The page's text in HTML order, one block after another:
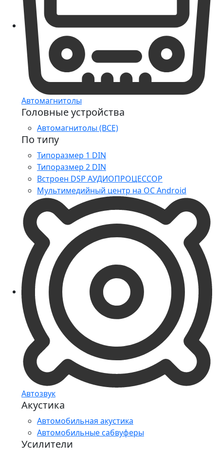
Автомагнитолы
Головные устройства
Автомагнитолы (ВСЕ)
По типу
Типоразмер 1 DIN
Типоразмер 2 DIN
Встроен DSP АУДИОПРОЦЕССОР
Мультимедийный центр на ОС Android
Автозвук
Акустика
Автомобильная акустика
Автомобильные сабвуферы
Усилители